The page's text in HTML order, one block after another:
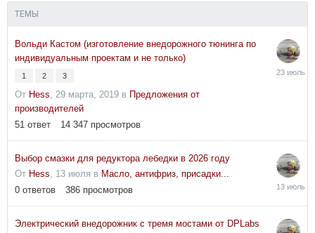
ТЕМЫ
Вольди Кастом (изготовление внедорожного тюнинга по
индивидуальным проектам и не только)
1 2 3
От Hess, 29 марта, 2019 в Предложения от
производителей
51 ответ 14 347 просмотров
23
Выбор смазки для редуктора лебедки в 2026 году
От Hess, 13 июля в Масло, антифриз, присадки...
0 ответов 386 просмотров
13
Электрический внедорожник с тремя мостами от DPLabs